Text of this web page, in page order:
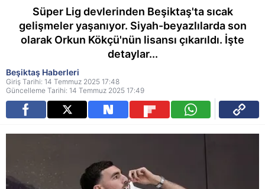
Süper Lig devlerinden Beşiktaş'ta sıcak
gelişmeler yaşanıyor. Siyah-beyazlılarda son
olarak Orkun Kökçü'nün lisansı çıkarıldı. İşte
detaylar...
Beşiktaş Haberleri
Giriş Tarihi: 14 Temmuz 2025 17:48
Güncelleme Tarihi: 14 Temmuz 2025 17:49